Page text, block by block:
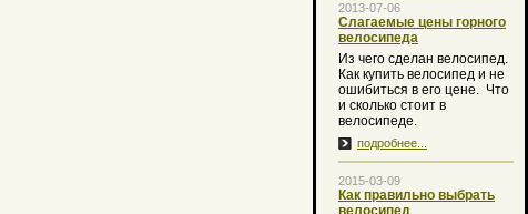
2013-07-06
Слагаемые цены горного
велосипеда
Из чего сделан велосипед.
Как купить велосипед и не
ошибиться в его цене. Что
и сколько стоит в
велосипеде.
подробнее...
2015-03-09
Как правильно выбрать
велосипед